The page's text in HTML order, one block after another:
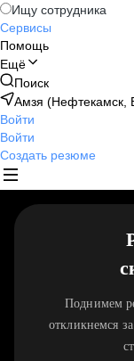
Ищу сотрудника
Сервисы
Помощь
Ещё
Поиск
Амзя (Нефтекамск,
Войти
Войти
Создать резюме
Поднимем
откликнемся